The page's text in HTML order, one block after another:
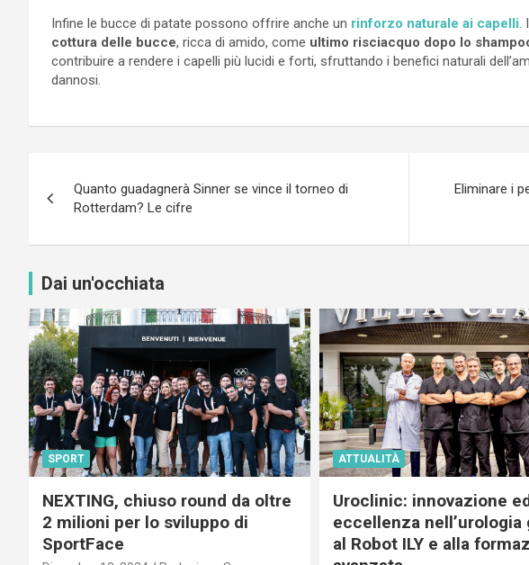
Infine le bucce di patate possono offrire anche un rinforzo naturale ai capelli
cottura delle bucce, ricca di amido, come ultimo risciacquo dopo lo
contribuire a rendere i capelli più lucidi e forti, sfruttando i benefici naturali
dannosi.
articoli
Quanto guadagnerà Sinner se vince il torneo di
Rotterdam? Le cifre
Eliminare i
Dai un'occhiata
SPORT
NEXTING, chiuso round da oltre
2 milioni per lo sviluppo di
SportFace
ATTUALITÀ
Uroclinic: innovazione
eccellenza nell’urologia
al Robot ILY e alla